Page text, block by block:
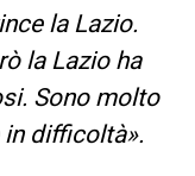
la Lazio.
la Lazio ha
Sono molto
difficoltà».